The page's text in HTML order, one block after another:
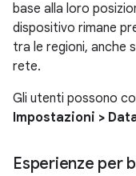
base alla loro
dispositivo rimane
tra le regioni, anche
rete.
Gli utenti possono
Impostazioni >
Esperienze per